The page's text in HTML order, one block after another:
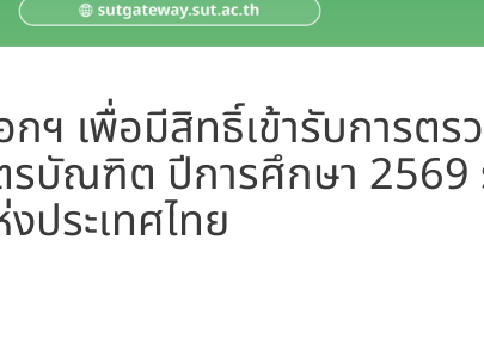
ฯ เพื่อมีสิทธิ์เข้ารับการตร
บัณฑิต ปีการศึกษา 2569
ระเทศไทย